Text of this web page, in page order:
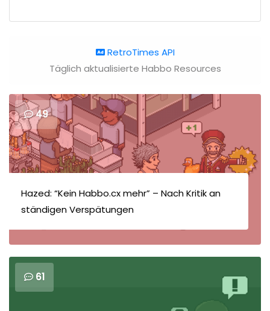
RetroTimes API
Täglich aktualisierte Habbo Resources
49
Hazed: “Kein Habbo.cx mehr” – Nach Kritik an
ständigen Verspätungen
61